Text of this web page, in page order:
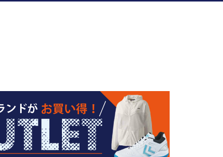
ール用グラブ・ミット
ト
ト
式バット
ール用バット
ストリングス・ガット（テニス）
ストリングス・ガット（ソフトテニス）
グリップテープ
エッジガード
テニスシューズ
その他ウェア
ヨガマット
サポーター・テーピング
タオル
ソックス 帽子
CANT
ERBU
RY
CAPT
AIN
STAG